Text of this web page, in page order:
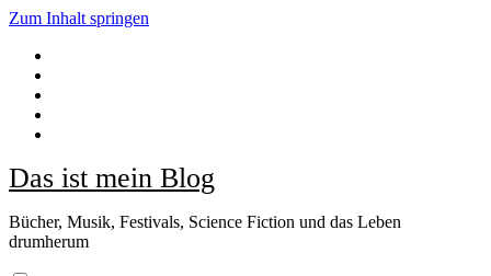
Zum Inhalt springen
Das ist mein Blog
Bücher, Musik, Festivals, Science Fiction und das Leben
drumherum